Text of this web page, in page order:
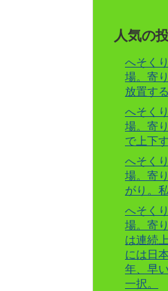
人気の
へそく
場。寄
放置す
へそく
場。寄
で上下
へそく
場。寄
がり。
へそく
場。寄
は連続
には日
年、早
一択。